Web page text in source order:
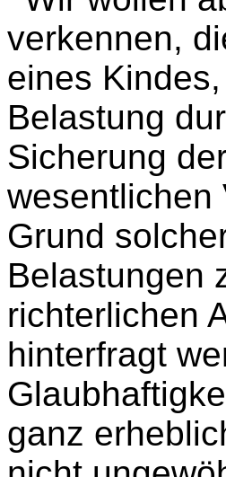
verkennen,
eines
Belastung
Sicherung
wesentlichen
Grund
Belastungen
richterlichen
hinterfragt
ganz